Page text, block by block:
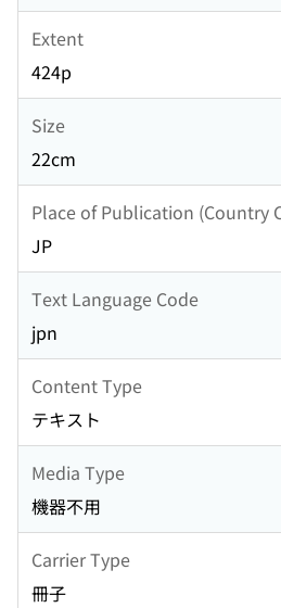
Extent
424p
Size
22cm
Place of Publication (Country
JP
Text Language Code
jpn
Content Type
テキスト
Media Type
機器不用
Carrier Type
冊子